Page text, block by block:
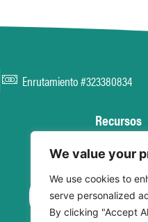
We value your
We use cookies to
serve personalized
By clicking "Accept
Enrutamiento #323380834
Recursos
Préstamo sin
¿Ha perdido o le han
tarjeta?